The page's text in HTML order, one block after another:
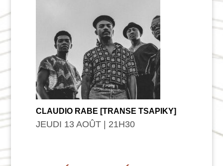
CLAUDIO RABE [TRANSE TSAPIKY]
JEUDI 13 AOÛT | 21H30